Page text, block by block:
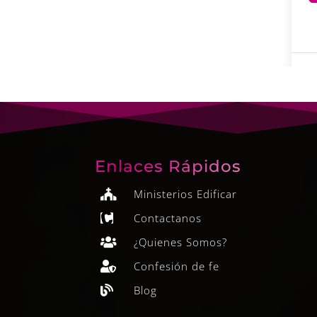
Enlaces Rápidos
 Ministerios Edificar
 Contactanos
 ¿Quienes Somos?
 Confesión de fe
 Blog